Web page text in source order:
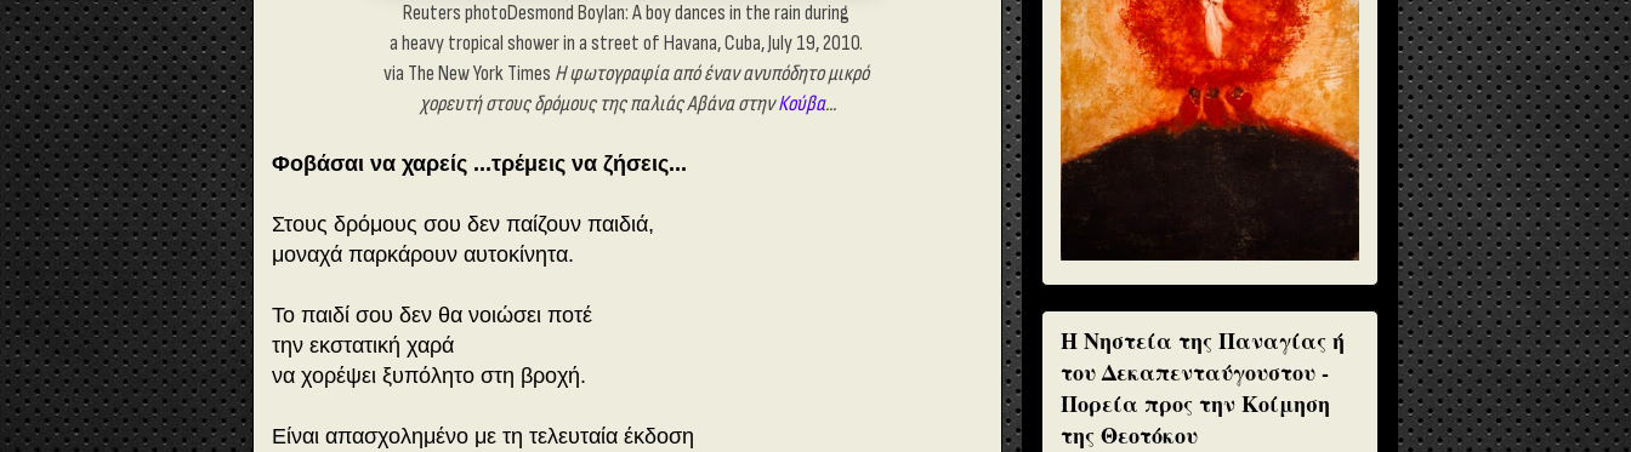
Reuters photoDesmond Boylan: A boy dances in the rain during
a heavy tropical shower in a street of Havana, Cuba, July 19, 2010.
via The New York Times Η φωτογραφία από έναν ανυπόδητο μικρό
χορευτήστους δρόμους της παλιάς Αβάνα στηνΚούβα...
Φοβάσαι να χαρείς ...τρέμεις να ζήσεις...
Στους δρόμους σου δεν παίζουν παιδιά,
μοναχά παρκάρουν αυτοκίνητα.
Το παιδί σου δεν θα νοιώσει ποτέ
την εκστατική χαρά
να χορέψει ξυπόλητο στη βροχή.
Είναι απασχολημένο με τη τελευταία έκδοση
H Νηστεία της Παναγίας ή
του Δεκαπενταύγουστου -
Πορεία προς την Κοίμηση
της Θεοτόκου